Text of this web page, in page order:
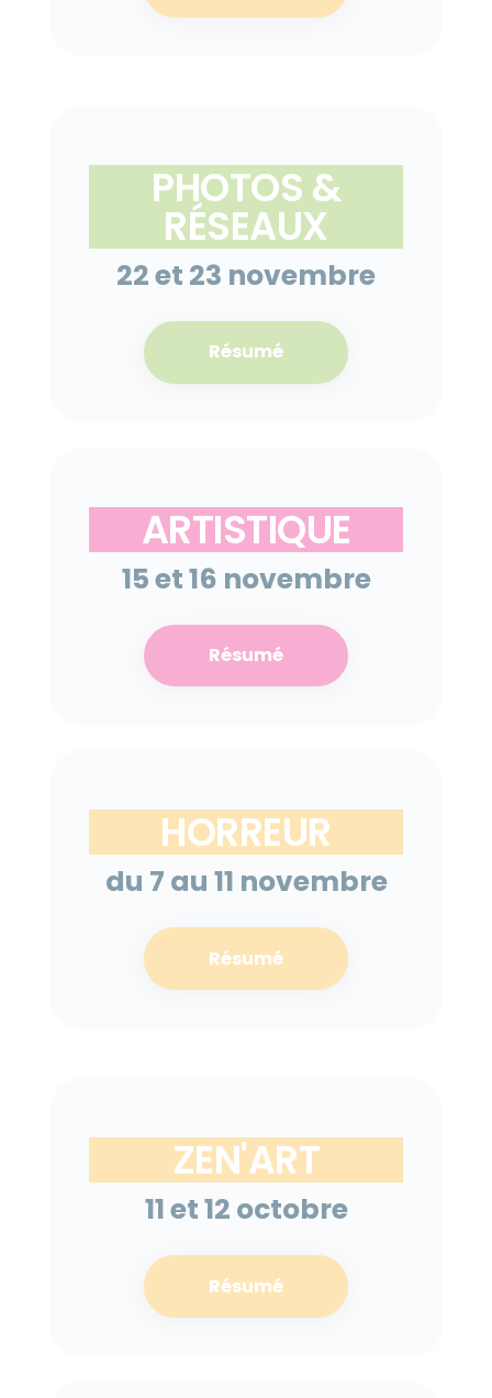
PHOTOS &
RÉSEAUX
22 et 23 novembre
Résumé
ARTISTIQUE
15 et 16 novembre
Résumé
HORREUR
du 7 au 11 novembre
Résumé
ZEN'ART
11 et 12 octobre
Résumé